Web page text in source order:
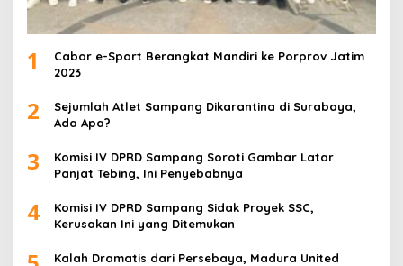
1
Cabor e-Sport Berangkat Mandiri ke Porprov Jatim
2023
2
Sejumlah Atlet Sampang Dikarantina di Surabaya,
Ada Apa?
3
Komisi IV DPRD Sampang Soroti Gambar Latar
Panjat Tebing, Ini Penyebabnya
4
Komisi IV DPRD Sampang Sidak Proyek SSC,
Kerusakan Ini yang Ditemukan
Kalah Dramatis dari Persebaya, Madura United